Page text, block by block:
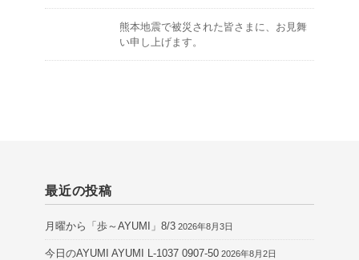
熊本地震で被災された皆さまに、お見舞
い申し上げます。
最近の投稿
月曜から「歩～AYUMI」8/3 2026年8月3日
今日のAYUMI AYUMI L-1037 0907-50 2026年8月2日